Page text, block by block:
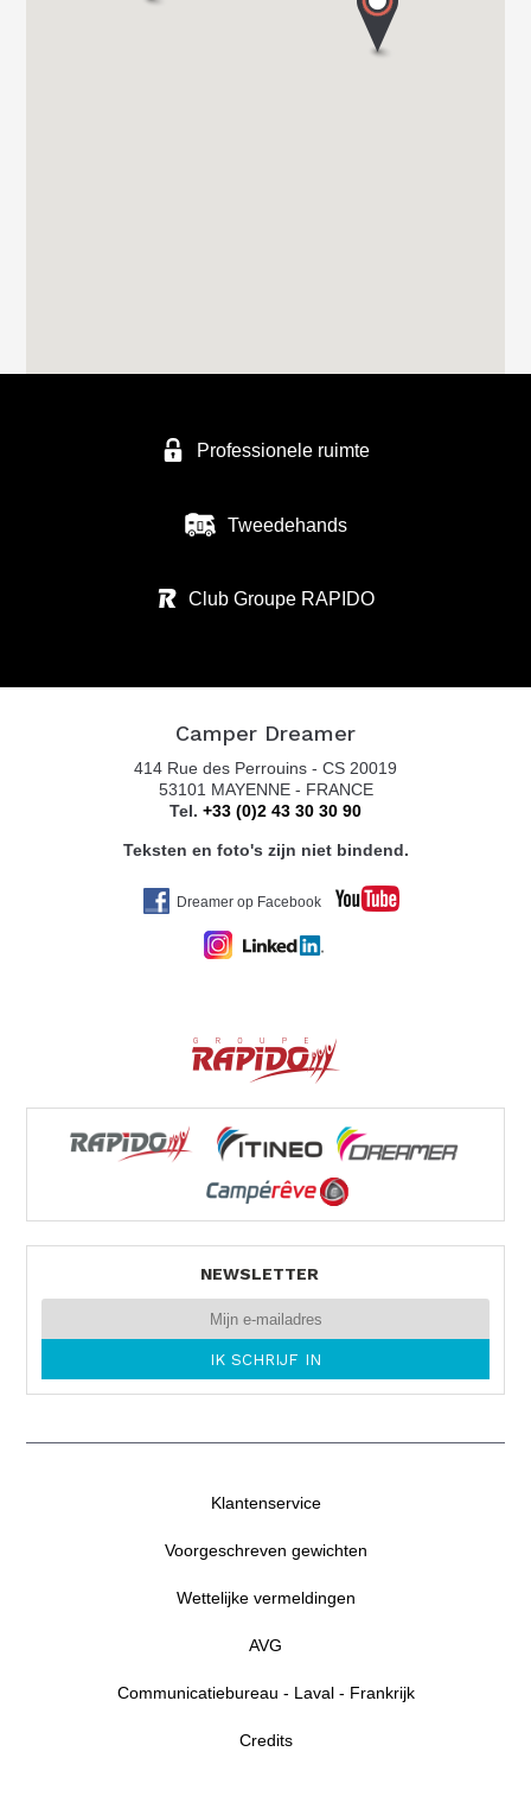
Professionele ruimte
Tweedehands
Club Groupe RAPIDO
Camper Dreamer
414 Rue des Perrouins - CS 20019
53101 MAYENNE - FRANCE
Tel. +33 (0)2 43 30 30 90
Teksten en foto's zijn niet bindend.
Dreamer op Facebook
NEWSLETTER
Klantenservice
Voorgeschreven gewichten
Wettelijke vermeldingen
AVG
Communicatiebureau - Laval - Frankrijk
Credits